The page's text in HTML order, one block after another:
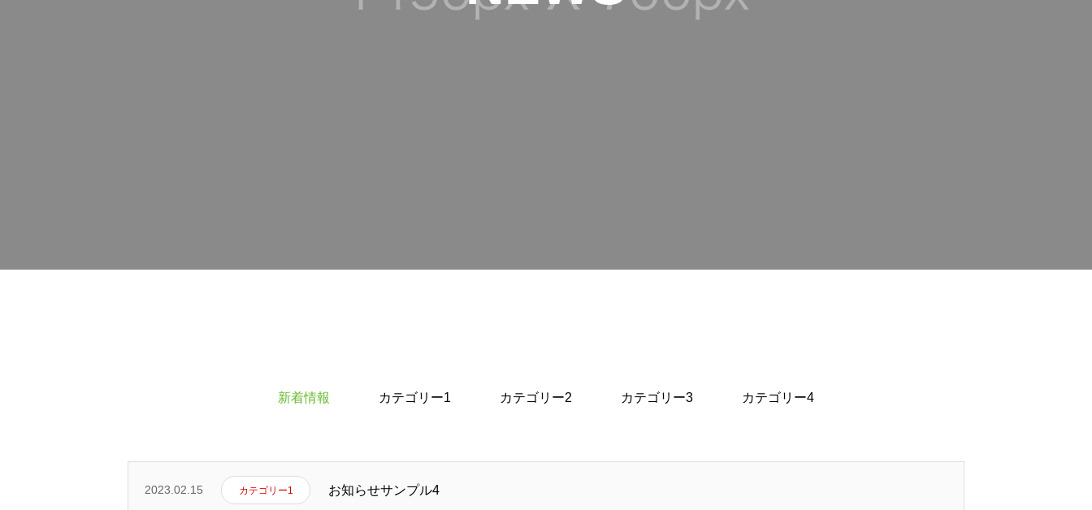
エントリーフォーム
新着情報 カテゴリー1 カテゴリー2 カテゴリー3 カテゴリー4
2023.02.15 カテゴリー1 お知らせサンプル4